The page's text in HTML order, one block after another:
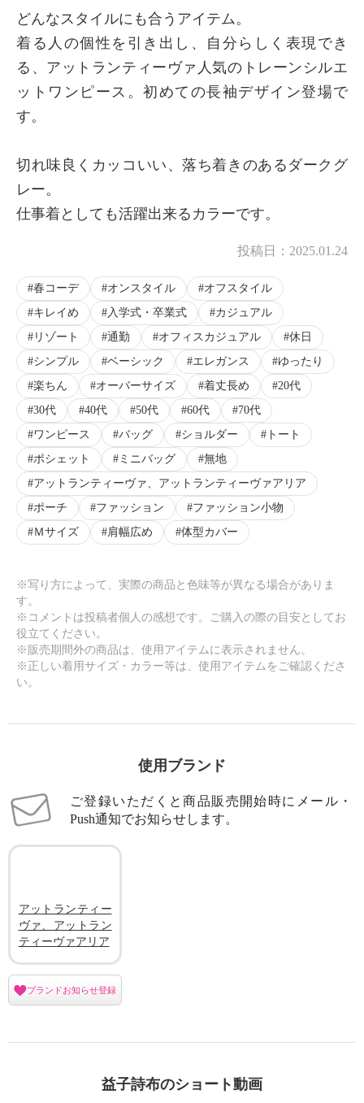
どんなスタイルにも合うアイテム。
着る人の個性を引き出し、自分らしく表現でき
る、アットランティーヴァ人気のトレーンシルエ
ットワンピース。初めての長袖デザイン登場で
す。
切れ味良くカッコいい、落ち着きのあるダークグ
レー。
仕事着としても活躍出来るカラーです。
投稿日： 2025.01.24
春コーデ オンスタイル
オフスタイル
キレイめ
入学式・卒業式
カジュアル
リゾート
通勤 オフィスカジュアル
休日
シンプル
ベーシック エレガンス
ゆったり
楽ちん
オーバーサイズ 着丈長め
20代
30代
40代 50代 60代
70代
ワンピース
バッグ ショルダー
トート
ポシェット
ミニバッグ
無地
アットランティーヴァ、アットランティーヴァアリア
ポーチ
ファッション
ファッション小物
Ｍサイズ
肩幅広め 体型カバー
※写り方によって、実際の商品と色味等が異なる場合がありま
す。
※コメントは投稿者個人の感想です。ご購入の際の目安としてお
役立てください。
※販売期間外の商品は、使用アイテムに表示されません。
※正しい着用サイズ・カラー等は、使用アイテムをご確認くださ
い。
使用ブランド
ご登録いただくと商品販売開始時にメール・
Push通知でお知らせします。
アットランティー
ヴァ、アットラン
ティーヴァアリア
ブランドお知らせ登録
益子詩布のショート動画